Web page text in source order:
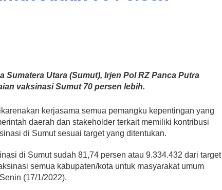
Sumatera Utara (Sumut), Irjen Pol RZ Panca Putra
vaksinasi Sumut 70 persen lebih.
kerjasama semua pemangku kepentingan yang
daerah dan stakeholder terkait memiliki kontribusi
di Sumut sesuai target yang ditentukan.
di Sumut sudah 81,74 persen atau 9.334.432 dari target
semua kabupaten/kota untuk masyarakat umum
(17/1/2022).